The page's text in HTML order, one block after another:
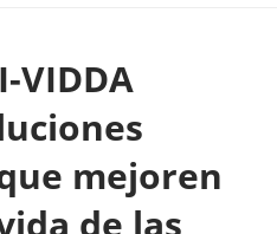
VIDDA
mejoren
de las